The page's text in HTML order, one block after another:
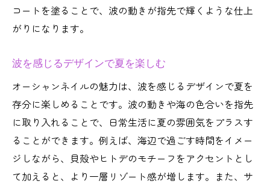
コートを塗ることで、波の動きが指先で輝くような仕上
がりになります。
波を感じるデザインで夏を楽しむ
オーシャンネイルの魅力は、波を感じるデザインで夏を
存分に楽しめることです。波の動きや海の色合いを指先
に取り入れることで、日常生活に夏の雰囲気をプラスす
ることができます。例えば、海辺で過ごす時間をイメー
ジしながら、貝殻やヒトデのモチーフをアクセントとし
て加えると、より一層リゾート感が増します。また、サ